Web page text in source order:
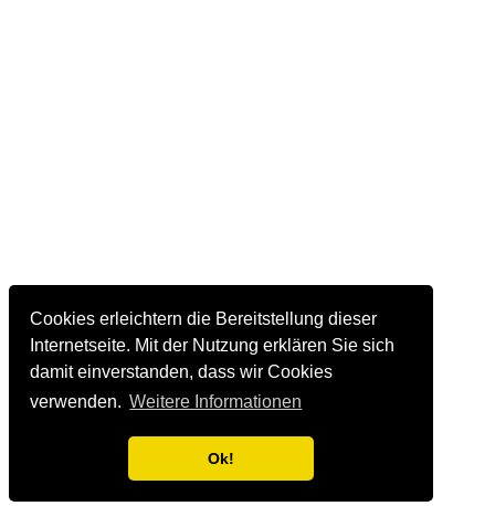
Cookies erleichtern die Bereitstellung dieser
Internetseite. Mit der Nutzung erklären Sie sich
damit einverstanden, dass wir Cookies
verwenden. Weitere Informationen
Ok!